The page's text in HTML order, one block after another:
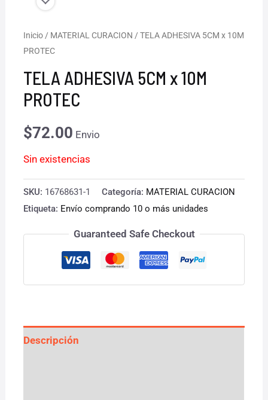
Inicio / MATERIAL CURACION / TELA ADHESIVA 5CM x 10M
PROTEC
TELA ADHESIVA 5CM x 10M
PROTEC
$72.00 Envio
Sin existencias
SKU: 16768631-1 Categoría: MATERIAL CURACION
Etiqueta: Envío comprando 10 o más unidades
Guaranteed Safe Checkout
Descripción